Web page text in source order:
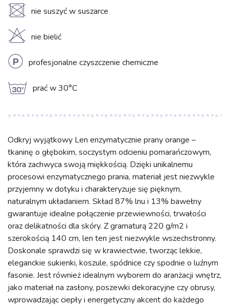
U nie suszyć w suszarce
H nie bielić
L profesjonalne czyszczenie chemiczne
g prać w 30°C
Odkryj wyjątkowy Len enzymatycznie prany orange –
tkaninę o głębokim, soczystym odcieniu pomarańczowym,
która zachwyca swoją miękkością. Dzięki unikalnemu
procesowi enzymatycznego prania, materiał jest niezwykle
przyjemny w dotyku i charakteryzuje się pięknym,
naturalnym układaniem. Skład 87% lnu i 13% bawełny
gwarantuje idealne połączenie przewiewności, trwałości
oraz delikatności dla skóry. Z gramaturą 220 g/m2 i
szerokością 140 cm, len ten jest niezwykle wszechstronny.
Doskonale sprawdzi się w krawiectwie, tworząc lekkie,
eleganckie sukienki, koszule, spódnice czy spodnie o luźnym
fasonie. Jest również idealnym wyborem do aranżacji wnętrz,
jako materiał na zasłony, poszewki dekoracyjne czy obrusy,
wprowadzając ciepły i energetyczny akcent do każdego